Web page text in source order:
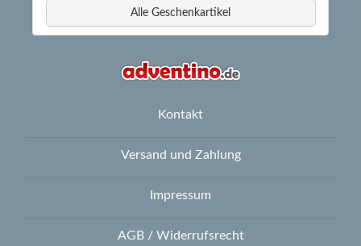
Alle Geschenkartikel
Kontakt
Versand und Zahlung
Impressum
AGB / Widerrufsrecht